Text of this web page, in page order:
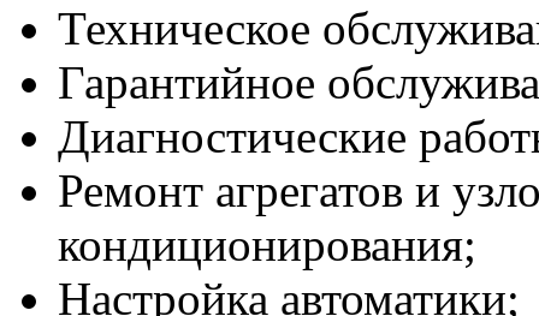
Техническое
Гарантийное
Диагностические
Ремонт агрегатов и
кондиционирования;
Настройка автоматики;